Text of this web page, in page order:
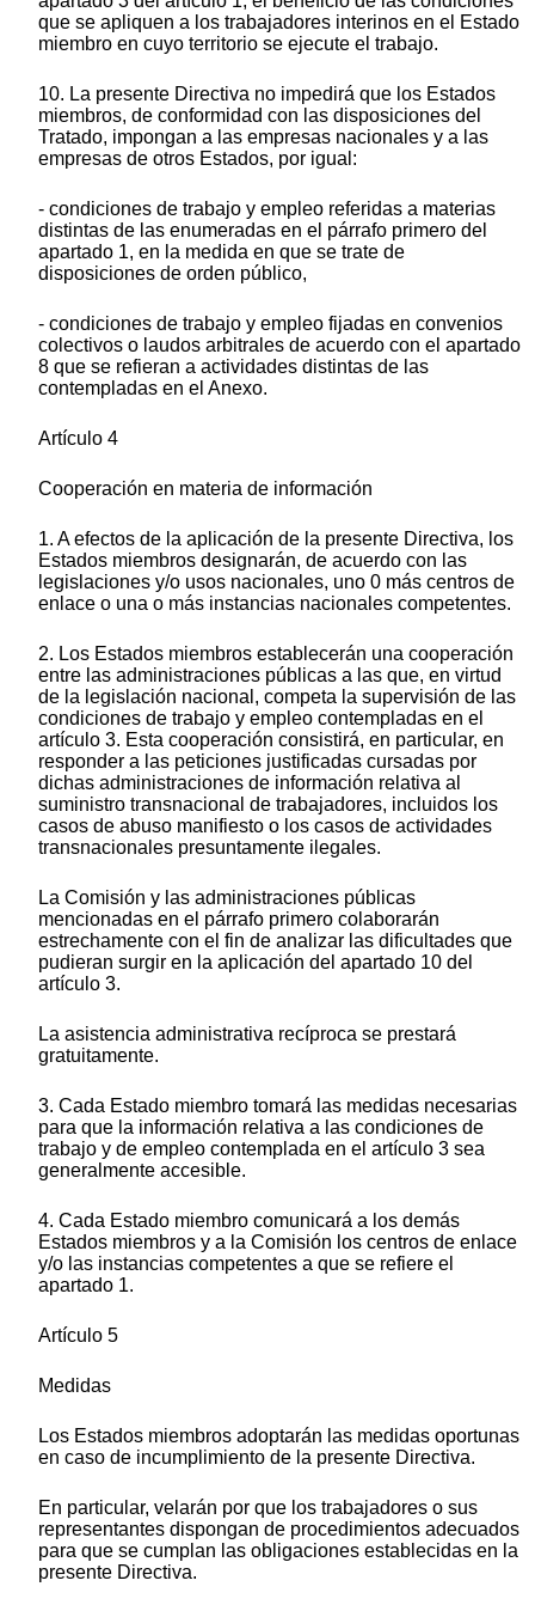
que se apliquen a los trabajadores interinos en el Estado
miembro en cuyo territorio se ejecute el trabajo.
10. La presente Directiva no impedirá que los Estados
miembros, de conformidad con las disposiciones del
Tratado, impongan a las empresas nacionales y a las
empresas de otros Estados, por igual:
- condiciones de trabajo y empleo referidas a materias
distintas de las enumeradas en el párrafo primero del
apartado 1, en la medida en que se trate de
disposiciones de orden público,
- condiciones de trabajo y empleo fijadas en convenios
colectivos o laudos arbitrales de acuerdo con el apartado
8 que se refieran a actividades distintas de las
contempladas en el Anexo.
Artículo 4
Cooperación en materia de información
1. A efectos de la aplicación de la presente Directiva, los
Estados miembros designarán, de acuerdo con las
legislaciones y/o usos nacionales, uno 0 más centros de
enlace o una o más instancias nacionales competentes.
2. Los Estados miembros establecerán una cooperación
entre las administraciones públicas a las que, en virtud
de la legislación nacional, competa la supervisión de las
condiciones de trabajo y empleo contempladas en el
artículo 3. Esta cooperación consistirá, en particular, en
responder a las peticiones justificadas cursadas por
dichas administraciones de información relativa al
suministro transnacional de trabajadores, incluidos los
casos de abuso manifiesto o los casos de actividades
transnacionales presuntamente ilegales.
La Comisión y las administraciones públicas
mencionadas en el párrafo primero colaborarán
estrechamente con el fin de analizar las dificultades que
pudieran surgir en la aplicación del apartado 10 del
artículo 3.
La asistencia administrativa recíproca se prestará
gratuitamente.
3. Cada Estado miembro tomará las medidas necesarias
para que la información relativa a las condiciones de
trabajo y de empleo contemplada en el artículo 3 sea
generalmente accesible.
4. Cada Estado miembro comunicará a los demás
Estados miembros y a la Comisión los centros de enlace
y/o las instancias competentes a que se refiere el
apartado 1.
Artículo 5
Medidas
Los Estados miembros adoptarán las medidas oportunas
en caso de incumplimiento de la presente Directiva.
En particular, velarán por que los trabajadores o sus
representantes dispongan de procedimientos adecuados
para que se cumplan las obligaciones establecidas en la
presente Directiva.